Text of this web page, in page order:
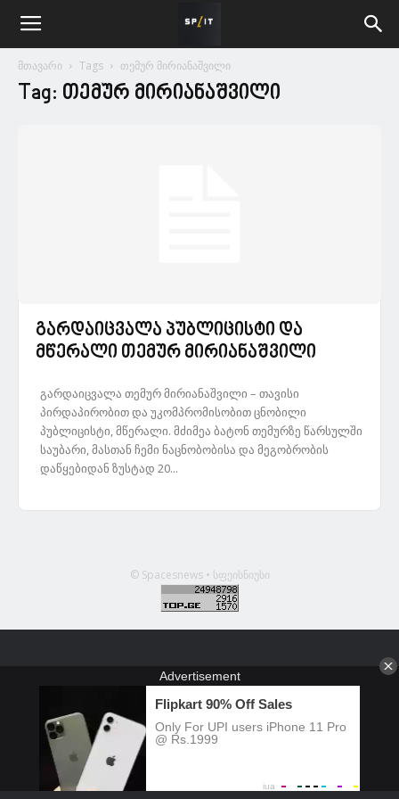
მთავარი Tags თემურ მირიანაშვილი
Tag: თემურ მირიანაშვილი
გარდაიცვალა პუბლიცისტი და
მწერალი თემურ მირიანაშვილი
გარდაიცვალა თემურ მირიანაშვილი – თავისი
პირდაპირობით და უკომპრომისობით ცნობილი
პუბლიცისტი, მწერალი. მძიმეა ბატონ თემურზე წარსულში
საუბარი, მასთან ჩემი ნაცნობობისა და მეგობრობის
დაწყებიდან ზუსტად 20...
© Spacesnews • სფეისნიუსი